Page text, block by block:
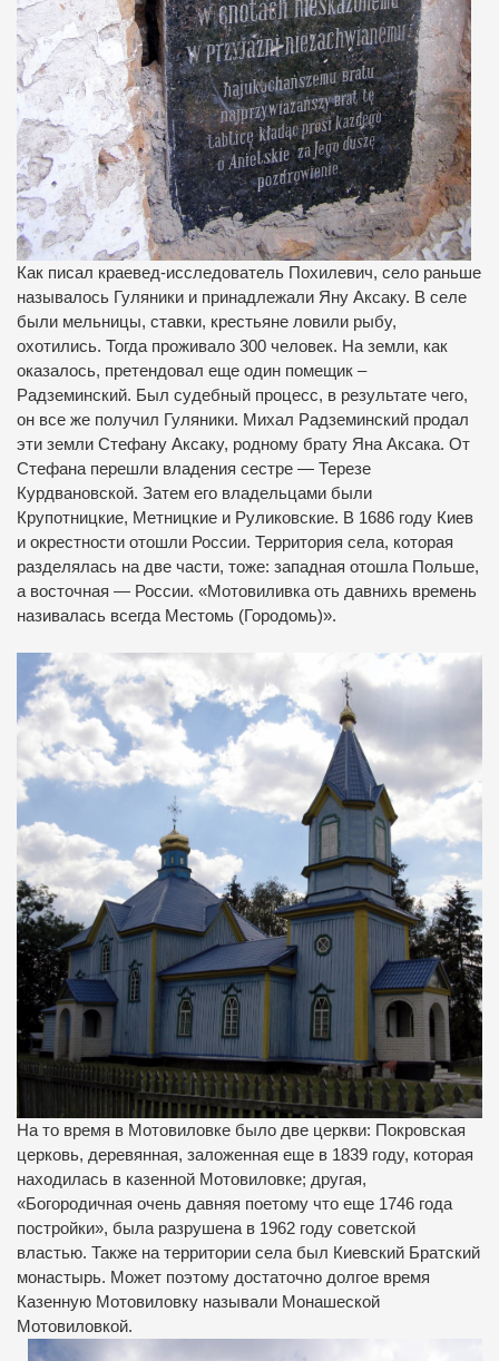
Как писал краевед-исследователь Похилевич, село раньше
называлось Гуляники и принадлежали Яну Аксаку. В селе
были мельницы, ставки, крестьяне ловили рыбу,
охотились. Тогда проживало 300 человек. На земли, как
оказалось, претендовал еще один помещик –
Радземинский. Был судебный процесс, в результате чего,
он все же получил Гуляники. Михал Радземинский продал
эти земли Стефану Аксаку, родному брату Яна Аксака. От
Стефана перешли владения сестре — Терезе
Курдвановской. Затем его владельцами были
Крупотницкие, Метницкие и Руликовские. В 1686 году Киев
и окрестности отошли России. Территория села, которая
разделялась на две части, тоже: западная отошла Польше,
а восточная — России. «Мотовиливка оть давнихь времень
називалась всегда Местомь (Городомь)».
На то время в Мотовиловке было две церкви: Покровская
церковь, деревянная, заложенная еще в 1839 году, которая
находилась в казенной Мотовиловке; другая,
«Богородичная очень давняя поетому что еще 1746 года
постройки», была разрушена в 1962 году советской
властью. Также на территории села был Киевский Братский
монастырь. Может поэтому достаточно долгое время
Казенную Мотовиловку называли Монашеской
Мотовиловкой.